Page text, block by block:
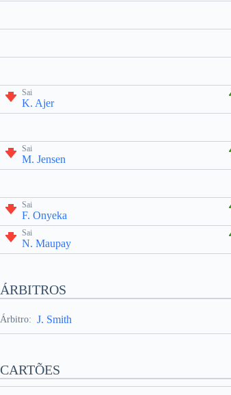
Sai
K. Ajer
Sai
M. Jensen
Sai
F. Onyeka
Sai
N. Maupay
ÁRBITROS
Árbitro: J. Smith
CARTÕES